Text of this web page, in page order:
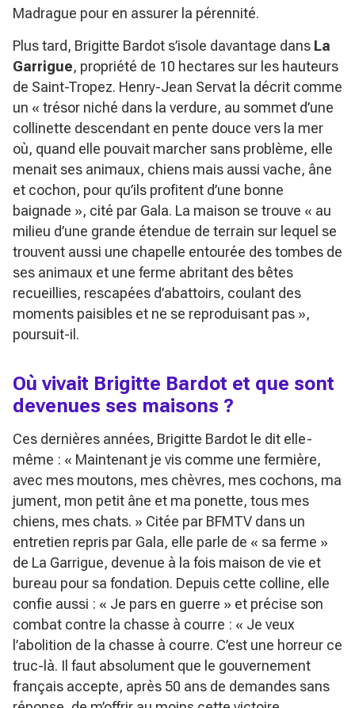
Madrague pour en assurer la pérennité.
Plus tard, Brigitte Bardot s’isole davantage dans La
Garrigue, propriété de 10 hectares sur les hauteurs
de Saint-Tropez. Henry-Jean Servat la décrit comme
un « trésor niché dans la verdure, au sommet d’une
collinette descendant en pente douce vers la mer
où, quand elle pouvait marcher sans problème, elle
menait ses animaux, chiens mais aussi vache, âne
et cochon, pour qu’ils profitent d’une bonne
baignade », cité par Gala. La maison se trouve « au
milieu d’une grande étendue de terrain sur lequel se
trouvent aussi une chapelle entourée des tombes de
ses animaux et une ferme abritant des bêtes
recueillies, rescapées d’abattoirs, coulant des
moments paisibles et ne se reproduisant pas »,
poursuit-il.
Où vivait Brigitte Bardot et que sont
devenues ses maisons ?
Ces dernières années, Brigitte Bardot le dit elle-
même : « Maintenant je vis comme une fermière,
avec mes moutons, mes chèvres, mes cochons, ma
jument, mon petit âne et ma ponette, tous mes
chiens, mes chats. » Citée par BFMTV dans un
entretien repris par Gala, elle parle de « sa ferme »
de La Garrigue, devenue à la fois maison de vie et
bureau pour sa fondation. Depuis cette colline, elle
confie aussi : « Je pars en guerre » et précise son
combat contre la chasse à courre : « Je veux
l’abolition de la chasse à courre. C’est une horreur ce
truc-là. Il faut absolument que le gouvernement
français accepte, après 50 ans de demandes sans